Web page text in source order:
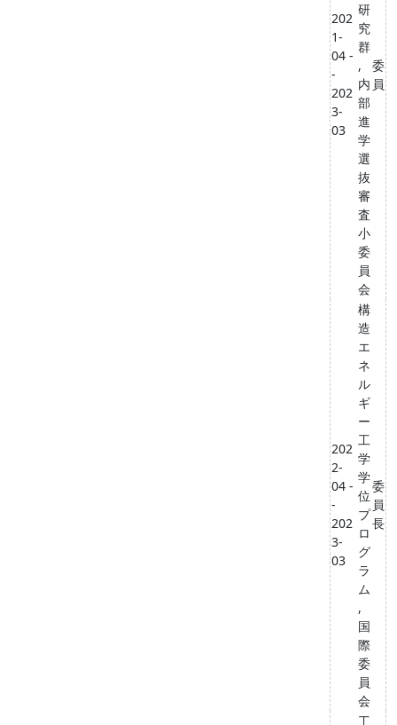
202
1-
04 -
-
202
3-
03
研
究
群
,
内
部
進
学
選
抜
審
査
小
委
員
会
委
員
202
2-
04 -
-
202
3-
03
構
造
エ
ネ
ル
ギ
ー
工
学
学
位
プ
ロ
グ
ラ
ム
,
国
際
委
員
会
委
員
長
工